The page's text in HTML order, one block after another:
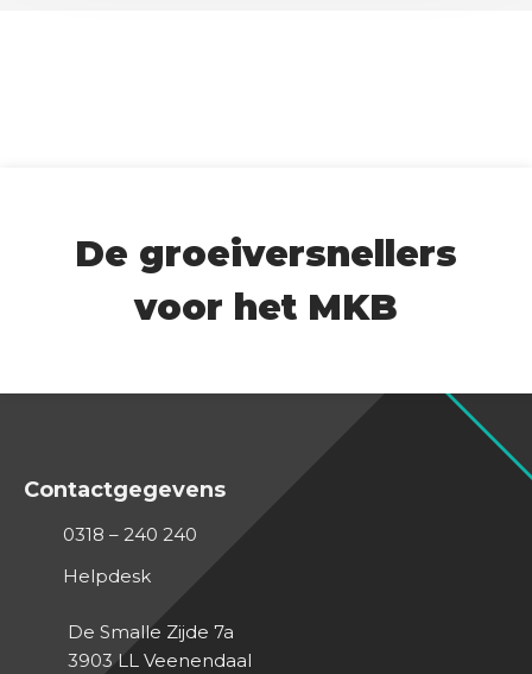
De groeiversnellers
voor het MKB
Contactgegevens
0318 – 240 240
Helpdesk
De Smalle Zijde 7a
3903 LL Veenendaal